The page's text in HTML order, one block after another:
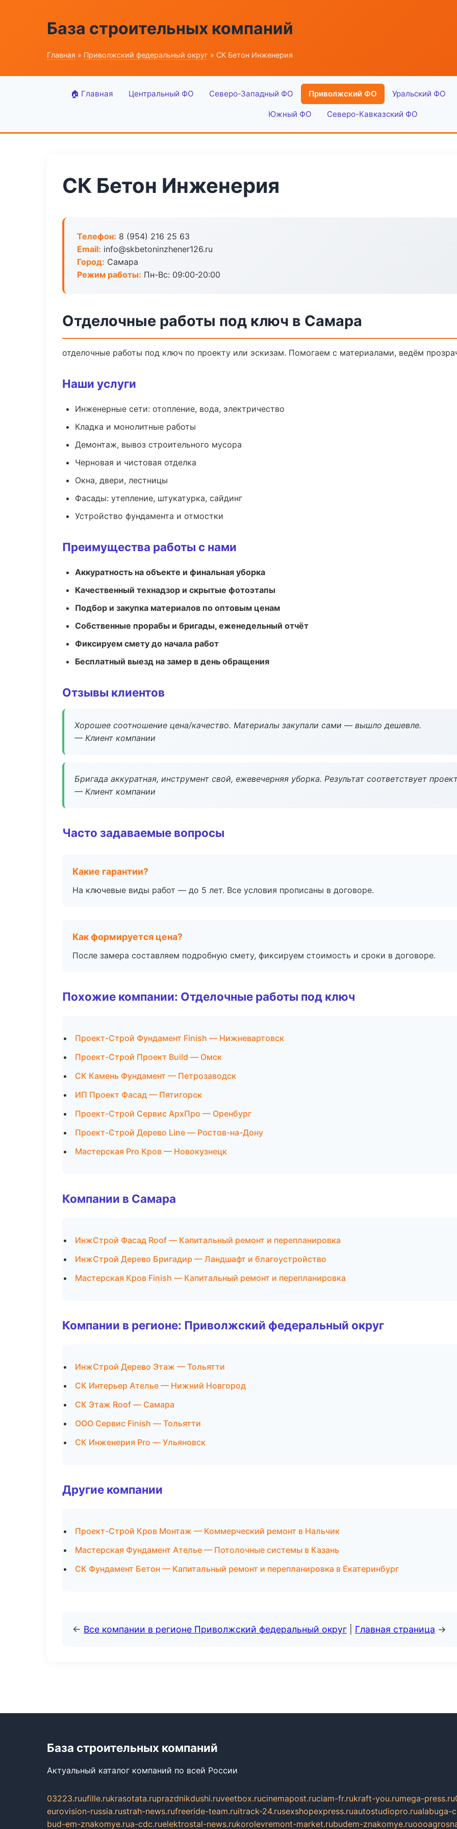
База строительных компаний
Главная » Приволжский федеральный округ » СК Бетон Инженерия
🏠 Главная Центральный ФО Северо-Западный ФО Приволжский ФО Уральский ФО
Южный ФО Северо-Кавказский ФО
СК Бетон Инженерия
Телефон: 8 (954) 216 25 63
Email: info@skbetoninzhener126.ru
Город: Самара
Режим работы: Пн-Вс: 09:00-20:00
Отделочные работы под ключ в Самара
отделочные работы под ключ по проекту или эскизам. Помогаем с материалами, ведём
Наши услуги
Инженерные сети: отопление, вода, электричество
Кладка и монолитные работы
Демонтаж, вывоз строительного мусора
Черновая и чистовая отделка
Окна, двери, лестницы
Фасады: утепление, штукатурка, сайдинг
Устройство фундамента и отмостки
Преимущества работы с нами
Аккуратность на объекте и финальная уборка
Качественный технадзор и скрытые фотоэтапы
Подбор и закупка материалов по оптовым ценам
Собственные прорабы и бригады, еженедельный отчёт
Фиксируем смету до начала работ
Бесплатный выезд на замер в день обращения
Отзывы клиентов
Хорошее соотношение цена/качество. Материалы закупали сами — вышло дешевле.
— Клиент компании
Бригада аккуратная, инструмент свой, ежевечерняя уборка. Результат соответствует
— Клиент компании
Часто задаваемые вопросы
Какие гарантии?
На ключевые виды работ — до 5 лет. Все условия прописаны в договоре.
Как формируется цена?
После замера составляем подробную смету, фиксируем стоимость и сроки в договоре.
Похожие компании: Отделочные работы под ключ
Проект-Строй Фундамент Finish — Нижневартовск
Проект-Строй Проект Build — Омск
СК Камень Фундамент — Петрозаводск
ИП Проект Фасад — Пятигорск
Проект-Строй Сервис АрхПро — Оренбург
Проект-Строй Дерево Line — Ростов-на-Дону
Мастерская Pro Кров — Новокузнецк
Компании в Самара
ИнжСтрой Фасад Roof — Капитальный ремонт и перепланировка
ИнжСтрой Дерево Бригадир — Ландшафт и благоустройство
Мастерская Кров Finish — Капитальный ремонт и перепланировка
Компании в регионе: Приволжский федеральный округ
ИнжСтрой Дерево Этаж — Тольятти
СК Интерьер Ателье — Нижний Новгород
СК Этаж Roof — Самара
ООО Сервис Finish — Тольятти
СК Инженерия Pro — Ульяновск
Другие компании
Проект-Строй Кров Монтаж — Коммерческий ремонт в Нальчик
Мастерская Фундамент Ателье — Потолочные системы в Казань
СК Фундамент Бетон — Капитальный ремонт и перепланировка в Екатеринбург
← Все компании в регионе Приволжский федеральный округ Главная страница →
База строительных компаний
Актуальный каталог компаний по всей России
03223.ruufille.rukrasotata.ruprazdnikdushi.ruveetbox.rucinemapost.ruciam-fr.rukraft-you.rumega-press.ru
eurovision-russia.rustrah-news.rufreeride-team.ruitrack-24.rusexshopexpress.ruautostudiopro.rualabuga-
bud-em-znakomye.rua-cdc.ruelektrostal-news.rukorolevremont-market.rubudem-znakomye.ru